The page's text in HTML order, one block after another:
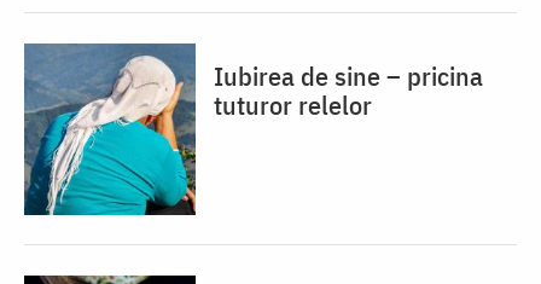
Iubirea de sine – pricina
tuturor relelor